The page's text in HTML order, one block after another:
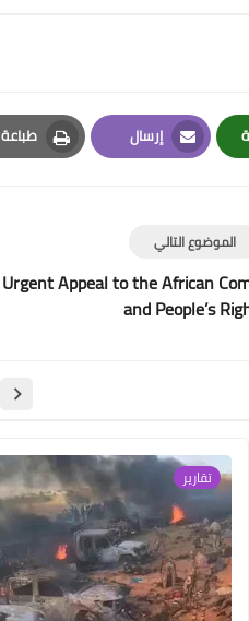
إرسال
Email
طباعة
Print
الموضوع التالي
Urgent Appeal to the African
and People’s
تقارير